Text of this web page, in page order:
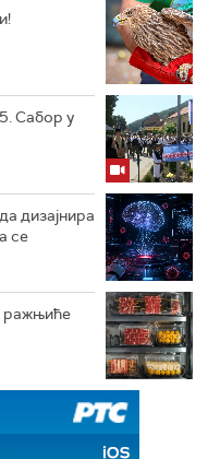
Сабор у
дизајнира
се
ражњиће